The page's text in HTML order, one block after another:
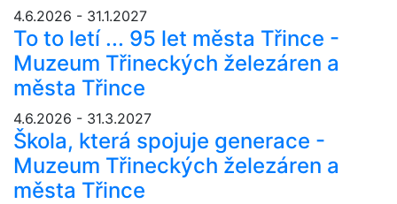
4.6.2026 - 31.1.2027
To to letí ... 95 let města Třince -
Muzeum Třineckých železáren a
města Třince
4.6.2026 - 31.3.2027
Škola, která spojuje generace -
Muzeum Třineckých železáren a
města Třince